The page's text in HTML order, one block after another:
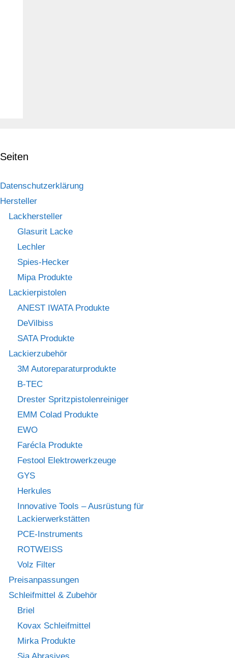
Seiten
Datenschutzerklärung
Hersteller
Lackhersteller
Glasurit Lacke
Lechler
Spies-Hecker
Mipa Produkte
Lackierpistolen
ANEST IWATA Produkte
DeVilbiss
SATA Produkte
Lackierzubehör
3M Autoreparaturprodukte
B-TEC
Drester Spritzpistolenreiniger
EMM Colad Produkte
EWO
Farécla Produkte
Festool Elektrowerkzeuge
GYS
Herkules
Innovative Tools – Ausrüstung für
Lackierwerkstätten
PCE-Instruments
ROTWEISS
Volz Filter
Preisanpassungen
Schleifmittel & Zubehör
Briel
Kovax Schleifmittel
Mirka Produkte